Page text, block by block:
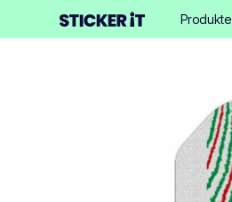
Produkte